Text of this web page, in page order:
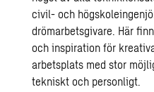
civil- och
drömarbetsgivare. Här
och inspiration för
arbetsplats med stor
tekniskt och personligt.